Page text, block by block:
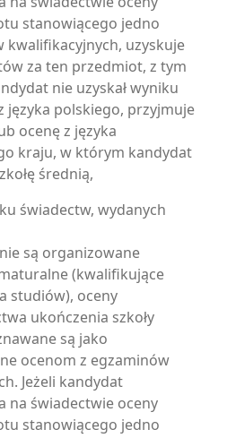
stanowiącego jedno
kwalifikacyjnych, uzyskuje
za ten przedmiot, z tym
nie uzyskał wyniku
języka polskiego, przyjmuje
ocenę z języka
kraju, w którym kandydat
średnią,
świadectw, wydanych
są organizowane
(kwalifikujące
studiów), oceny
ukończenia szkoły
są jako
ocenom z egzaminów
Jeżeli kandydat
na świadectwie oceny
stanowiącego jedno